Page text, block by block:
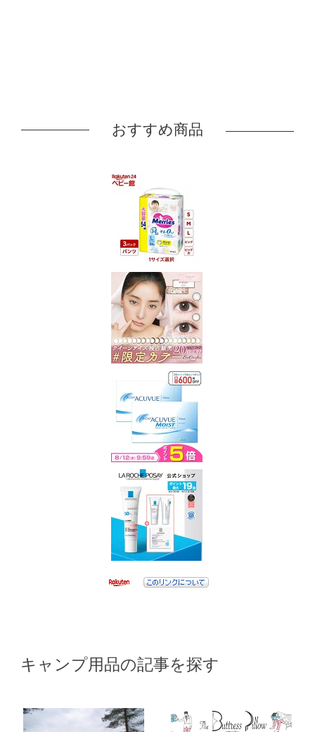
おすすめ商品
キャンプ用品の記事を探す